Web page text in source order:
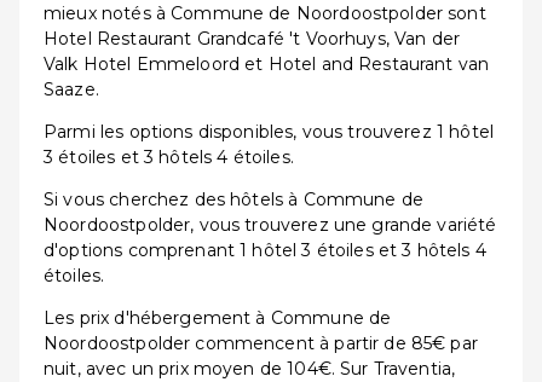
mieux notés à Commune de Noordoostpolder sont
Hotel Restaurant Grandcafé 't Voorhuys, Van der
Valk Hotel Emmeloord et Hotel and Restaurant van
Saaze.
Parmi les options disponibles, vous trouverez 1 hôtel
3 étoiles et 3 hôtels 4 étoiles.
Si vous cherchez des hôtels à Commune de
Noordoostpolder, vous trouverez une grande variété
d'options comprenant 1 hôtel 3 étoiles et 3 hôtels 4
étoiles.
Les prix d'hébergement à Commune de
Noordoostpolder commencent à partir de 85€ par
nuit, avec un prix moyen de 104€. Sur Traventia,